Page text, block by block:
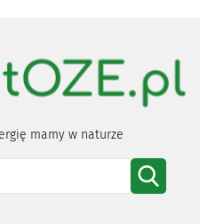
mamy w naturze